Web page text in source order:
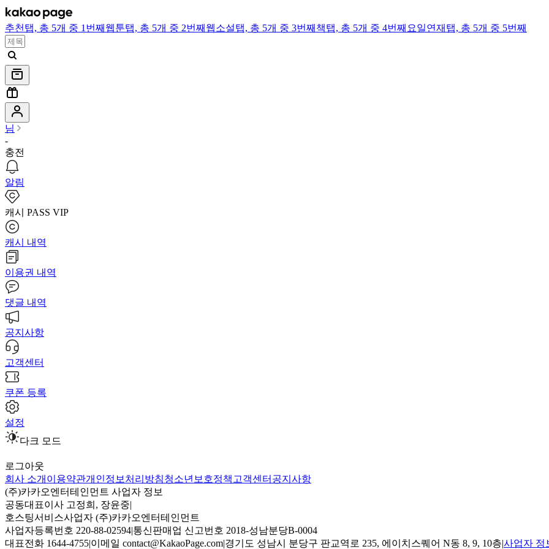
추천 탭, 총 5개 중 1번째 웹툰탭, 총 5개 중 2번째 웹소설탭, 총 5개 중 3번째 책탭, 총 5개 중 4번째 요일연재 탭, 총 5개 중 5번째
님
-
충전
알림
캐시 PASS VIP
캐시 내역
이용권 내역
댓글 내역
공지사항
고객센터
쿠폰 등록
설정
다크 모드
로그아웃
회사 소개 이용약관개인정보처리방침청소년보호정책 고객센터 공지사항
(주)카카오엔터테인먼트 사업자 정보
공동대표이사 고정희, 장윤중|
호스팅서비스사업자 (주)카카오엔터테인먼트
사업자등록번호 220-88-02594|통신판매업 신고번호 2018-성남분당B-0004
대표전화 1644-4755|이메일 contact@KakaoPage.com|경기도 성남시 분당구 판교역로 235, 에이치스퀘어 N동 8, 9, 10층|사업자 정